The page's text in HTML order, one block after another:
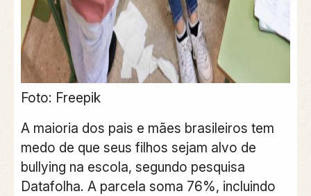
Foto: Freepik
A maioria dos pais e mães brasileiros tem
medo de que seus filhos sejam alvo de
bullying na escola, segundo pesquisa
Datafolha. A parcela soma 76%, incluindo